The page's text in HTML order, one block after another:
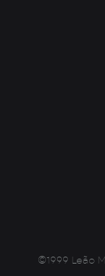
©1999 Leão